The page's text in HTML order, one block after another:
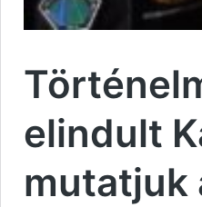
elindult
mutatjuk